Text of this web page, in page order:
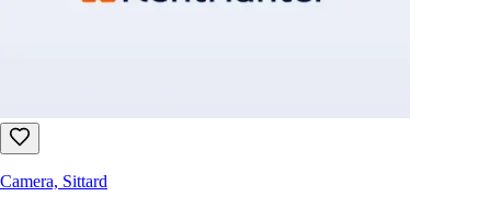
Camera, Sittard